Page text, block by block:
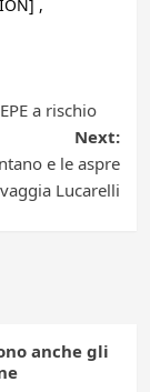
,
a rischio
Next:
e le aspre
Lucarelli
anche gli